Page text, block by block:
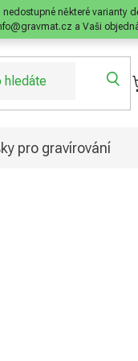
některé varianty
a Vaši
pro gravírování